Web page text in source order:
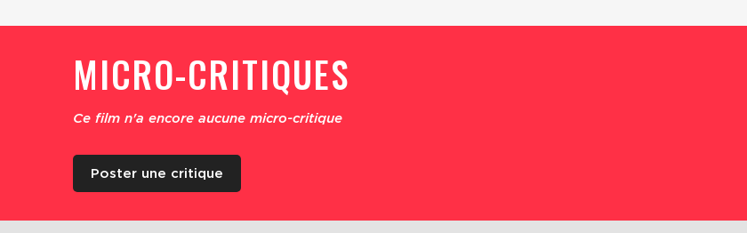
MICRO-CRITIQUES
Ce film n'a encore aucune micro-critique
Poster une critique